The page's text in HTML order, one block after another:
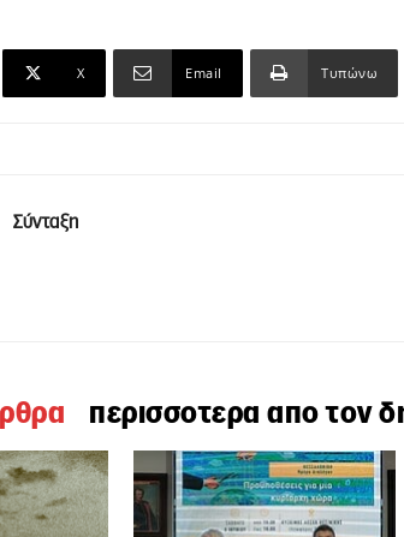
X Email Τυπώνω
Σύνταξη
περισσοτερα απο τον